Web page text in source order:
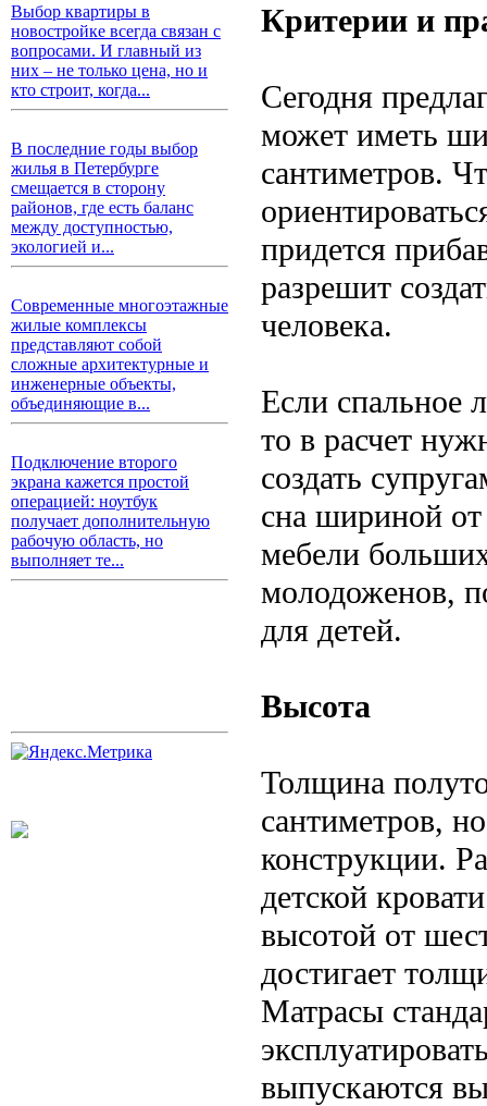
Выбор квартиры в
новостройке всегда связан с
вопросами. И главный из
них – не только цена, но и
кто строит, когда...
В последние годы выбор
жилья в Петербурге
смещается в сторону
районов, где есть баланс
между доступностью,
экологией и...
Современные многоэтажные
жилые комплексы
представляют собой
сложные архитектурные и
инженерные объекты,
объединяющие в...
Подключение второго
экрана кажется простой
операцией: ноутбук
получает дополнительную
рабочую область, но
выполняет те...
Критерии и
Сегодня
может иметь
сантиметров.
придется
разрешит
человека.
Если спальное
то в расчет
создать
сна шириной
мебели
молодоженов,
для детей.
Высота
Толщина
сантиметров,
конструкции.
детской
высотой от
достигает
Матрасы
выпускаются